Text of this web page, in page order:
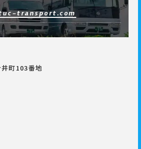
transport.com
町103番地